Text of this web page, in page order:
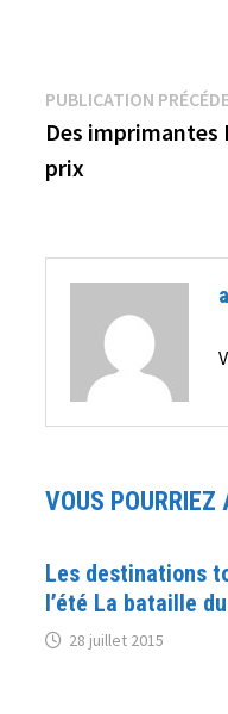
Navigation
de
l’article
PUBLICATION
Des
prix
VOUS POURRIEZ
Les destinations
l’été La bataille
28 juillet 2015